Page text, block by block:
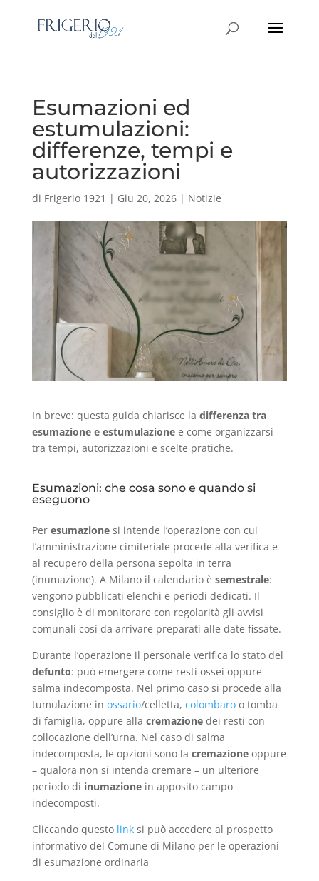
Esumazioni ed
estumulazioni:
differenze, tempi e
autorizzazioni
di Frigerio 1921 | Giu 20, 2026| Notizie
In breve: questa guida chiarisce la differenza tra
esumazione e estumulazionee come organizzarsi
tra tempi, autorizzazioni e scelte pratiche.
Esumazioni: che cosa sono e quando si
eseguono
Per esumazionesi intende l’operazione con cui
l’amministrazione cimiteriale procede alla verifica e
al recupero della persona sepolta in terra
(inumazione). A Milano il calendario è semestrale:
vengono pubblicati elenchi e periodi dedicati. Il
consiglio è di monitorare con regolarità gli avvisi
comunali così da arrivare preparati alle date fissate.
Durante l’operazione il personale verifica lo stato del
defunto: può emergere come resti ossei oppure
salma indecomposta. Nel primo caso si procede alla
tumulazione in ossario/celletta, colombaroo tomba
di famiglia, oppure alla cremazionedei resti con
collocazione dell’urna. Nel caso di salma
indecomposta, le opzioni sono la cremazioneoppure
– qualora non si intenda cremare – un ulteriore
periodo di inumazionein apposito campo
indecomposti.
Cliccando questo linksi può accedere al prospetto
informativo del Comune di Milano per le operazioni
di esumazione ordinaria